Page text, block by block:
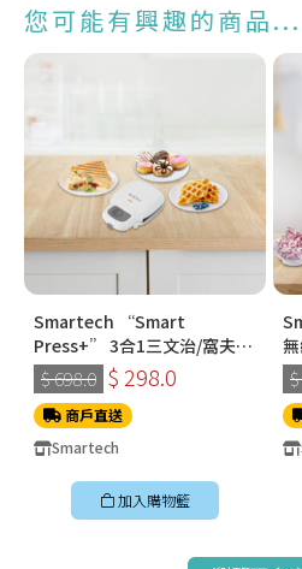
您可能有興趣的商品...
Smartech “Smart
Press+” 3合1三文治/窩夫/
冬甩機 SM-2228
$ 698.0 $ 298.0
商戶直送
Smartech
加入購物籃